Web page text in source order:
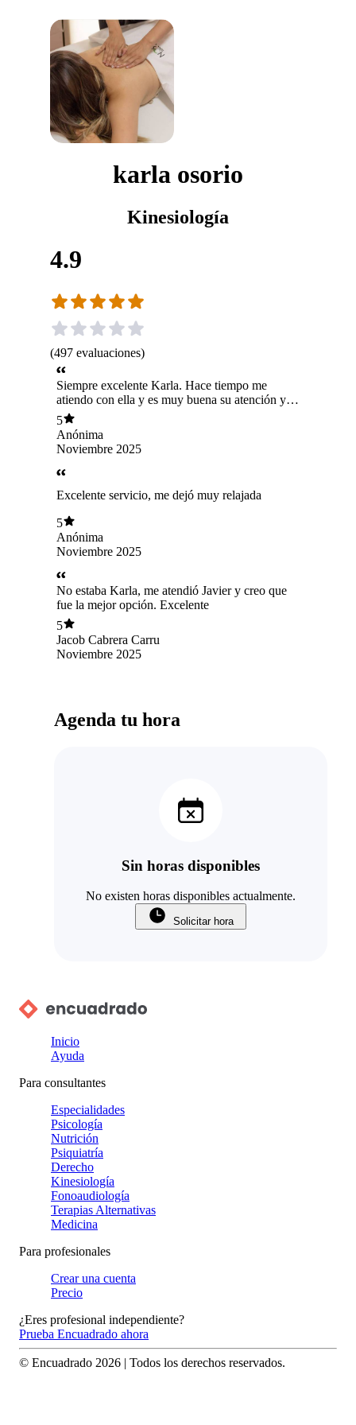
karla osorio
Kinesiología
4.9
(497 evaluaciones)
Siempre excelente Karla. Hace tiempo me
atiendo con ella y es muy buena su atención y
técnica.
5
Anónima
Noviembre 2025
Excelente servicio, me dejó muy relajada
5
Anónima
Noviembre 2025
No estaba Karla, me atendió Javier y creo que
fue la mejor opción. Excelente
5
Jacob Cabrera Carru
Noviembre 2025
Agenda tu hora
Sin horas disponibles
No existen horas disponibles actualmente.
Solicitar hora
Inicio
Ayuda
Para consultantes
Especialidades
Psicología
Nutrición
Psiquiatría
Derecho
Kinesiología
Fonoaudiología
Terapias Alternativas
Medicina
Para profesionales
Crear una cuenta
Precio
¿Eres profesional independiente?
Prueba Encuadrado ahora
© Encuadrado 2026 | Todos los derechos reservados.